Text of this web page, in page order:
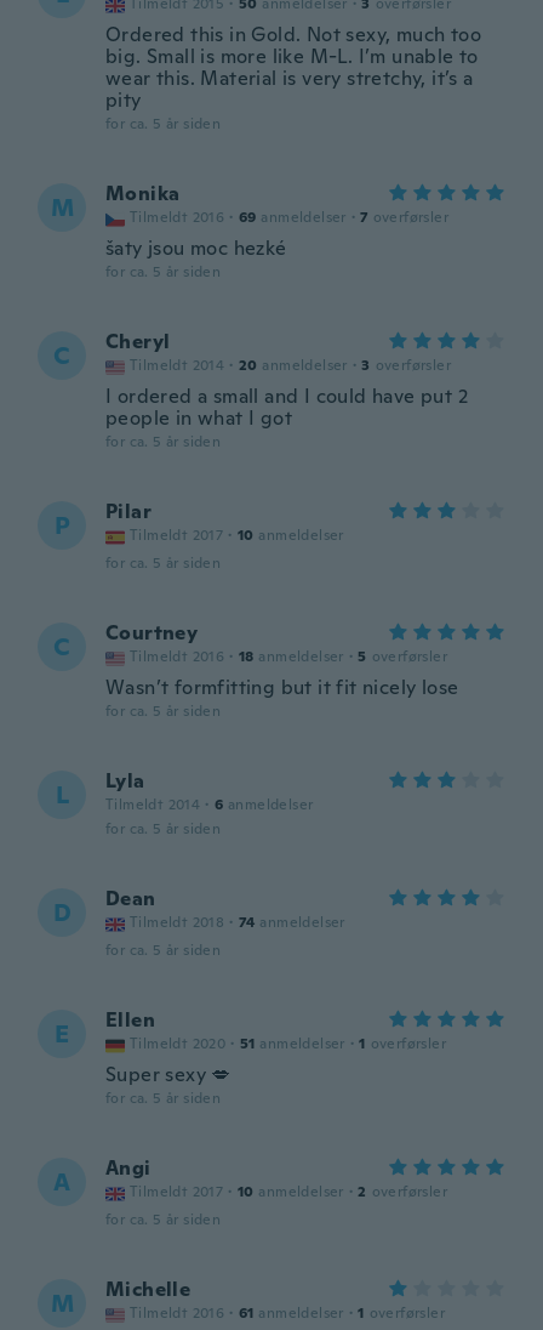
Ordered this in Gold. Not sexy, much too
big. Small is more like M-L. I’m unable to
wear this. Material is very stretchy, it’s a
pity
for ca. 5 år siden
M Monika
Tilmeldt 2016 · 69 anmeldelser · 7 overførsler
šaty jsou moc hezké
for ca. 5 år siden
C Cheryl
Tilmeldt 2014 · 20 anmeldelser · 3 overførsler
I ordered a small and I could have put 2
people in what I got
for ca. 5 år siden
P Pilar
Tilmeldt 2017 · 10 anmeldelser
for ca. 5 år siden
C Courtney
Tilmeldt 2016 · 18 anmeldelser · 5 overførsler
Wasn’t formfitting but it fit nicely lose
for ca. 5 år siden
L Lyla
Tilmeldt 2014 · 6 anmeldelser
for ca. 5 år siden
D Dean
Tilmeldt 2018 · 74 anmeldelser
for ca. 5 år siden
E Ellen
Tilmeldt 2020 · 51 anmeldelser · 1 overførsler
Super sexy 💋
for ca. 5 år siden
A Angi
Tilmeldt 2017 · 10 anmeldelser · 2 overførsler
for ca. 5 år siden
M Michelle
Tilmeldt 2016 · 61 anmeldelser · 1 overførsler